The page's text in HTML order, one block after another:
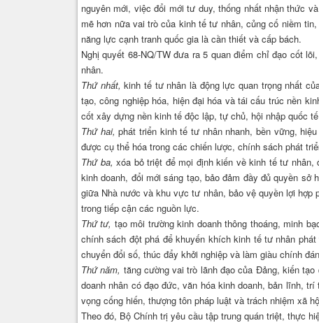
nguyên mới, việc đổi mới tư duy, thống nhất nhận thức
mẽ hơn nữa vai trò của kinh tế tư nhân, củng cố niềm
năng lực cạnh tranh quốc gia là cần thiết và cấp bách.
Nghị quyết 68-NQ/TW đưa ra 5 quan điểm chỉ đạo cốt
nhân.
Thứ nhất, kinh tế tư nhân là động lực quan trọng nhất
tạo, công nghiệp hóa, hiện đại hóa và tái cấu trúc nền
cốt xây dựng nền kinh tế độc lập, tự chủ, hội nhập quốc
Thứ hai, phát triển kinh tế tư nhân nhanh, bền vững,
được cụ thể hóa trong các chiến lược, chính sách phát
Thứ ba, xóa bỏ triệt để mọi định kiến về kinh tế tư
kinh doanh, đổi mới sáng tạo, bảo đảm đầy đủ quyền
giữa Nhà nước và khu vực tư nhân, bảo vệ quyền lợi hợp
trong tiếp cận các nguồn lực.
Thứ tư, tạo môi trường kinh doanh thông thoáng, minh
chính sách đột phá để khuyến khích kinh tế tư nhân
chuyển đổi số, thúc đẩy khởi nghiệp và làm giàu chính
Thứ năm, tăng cường vai trò lãnh đạo của Đảng, kiến
doanh nhân có đạo đức, văn hóa kinh doanh, bản lĩnh,
vọng cống hiến, thượng tôn pháp luật và trách nhiệm xã
Theo đó, Bộ Chính trị yêu cầu tập trung quán triệt, thực